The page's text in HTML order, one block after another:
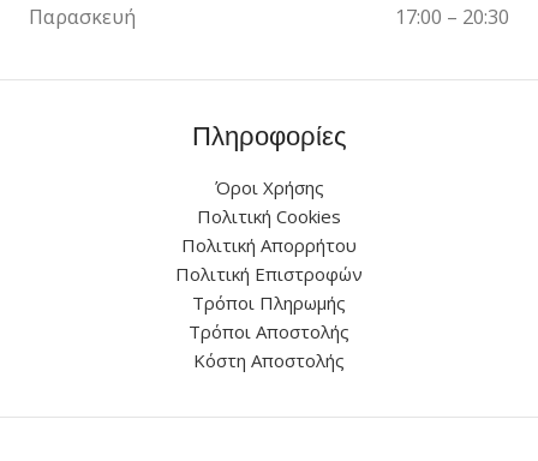
Παρασκευή
17:00 – 20:30
Πληροφορίες
Όροι Χρήσης
Πολιτική Cookies
Πολιτική Απορρήτου
Πολιτική Επιστροφών
Τρόποι Πληρωμής
Τρόποι Αποστολής
Κόστη Αποστολής